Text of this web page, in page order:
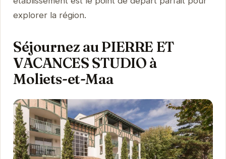
explorer la région.
Séjournez au PIERRE ET
VACANCES STUDIO à
Moliets-et-Maa